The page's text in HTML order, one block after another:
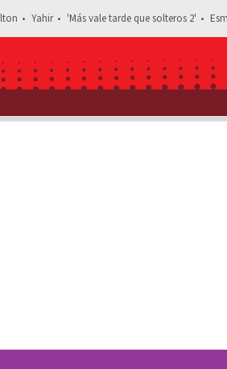
Yahir 'Más vale tarde que solteros 2'
¿Por culpa de Madonna? Revelan